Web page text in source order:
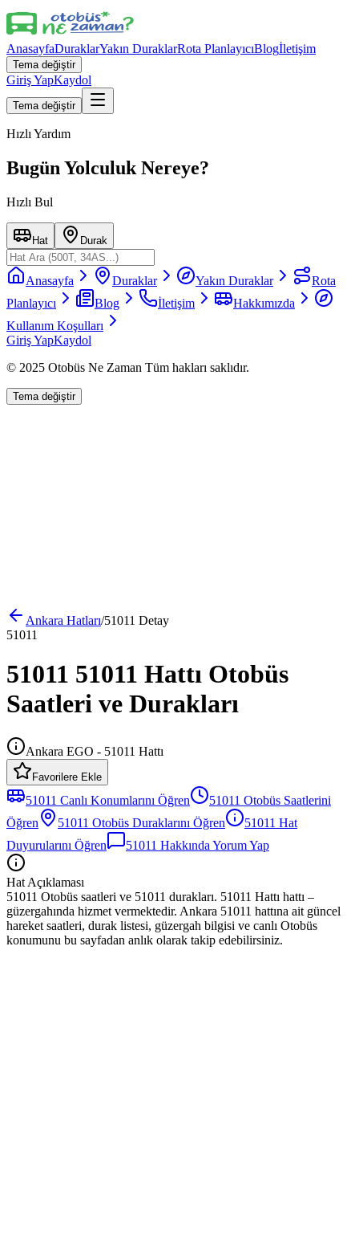
AnasayfaDuraklarYakın DuraklarRota PlanlayıcıBlogİletişim
Tema değiştir
Giriş YapKaydol
Tema değiştir
Hızlı Yardım
Bugün Yolculuk Nereye?
Hızlı Bul
Hat Durak
Anasayfa Duraklar Yakın Duraklar
Rota
Planlayıcı
Blog İletişim
Hakkımızda
Kullanım Koşulları
Giriş YapKaydol
© 2025 Otobüs Ne Zaman Tüm hakları saklıdır.
Tema değiştir
Ankara Hatları/51011 Detay
51011
51011 51011 Hattı Otobüs
Saatleri ve Durakları
Ankara EGO - 51011 Hattı
Favorilere Ekle
51011 Canlı Konumlarını Öğren 51011 Otobüs Saatlerini
Öğren
51011 Otobüs Duraklarını Öğren 51011 Hat
Duyurularını Öğren
51011 Hakkında Yorum Yap
Hat Açıklaması
51011 Otobüs saatleri ve 51011 durakları. 51011 Hattı hattı –
güzergahında hizmet vermektedir. Ankara 51011 hattına ait güncel
hareket saatleri, durak listesi, güzergah bilgisi ve canlı Otobüs
konumunu bu sayfadan anlık olarak takip edebilirsiniz.